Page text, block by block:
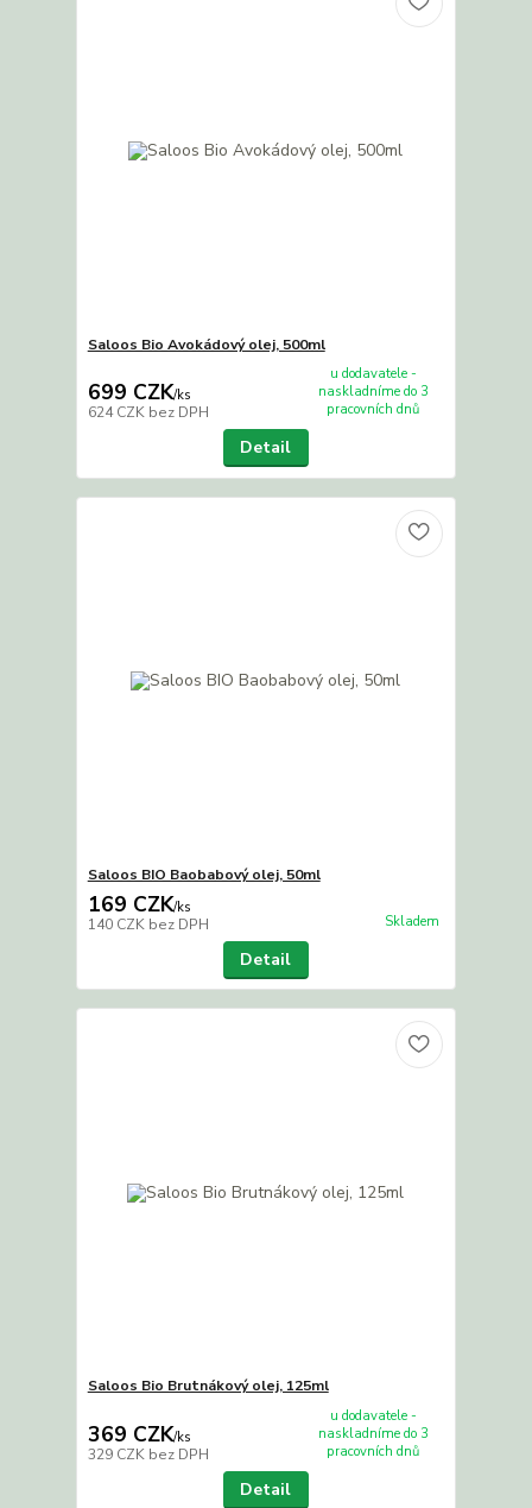
Saloos Bio Avokádový olej, 500ml
699 CZK/ks
624 CZK bez DPH
u dodavatele -
naskladníme do 3
pracovních dnů
Detail
Saloos BIO Baobabový olej, 50ml
169 CZK/ks
140 CZK bez DPH Skladem
Detail
Saloos Bio Brutnákový olej, 125ml
369 CZK/ks
329 CZK bez DPH
u dodavatele -
naskladníme do 3
pracovních dnů
Detail